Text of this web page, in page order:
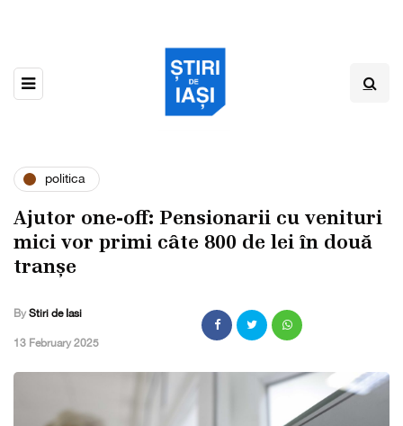
politica
Ajutor one-off: Pensionarii cu venituri
mici vor primi câte 800 de lei în două
tranșe
By Stiri de Iasi
,13 February 2025